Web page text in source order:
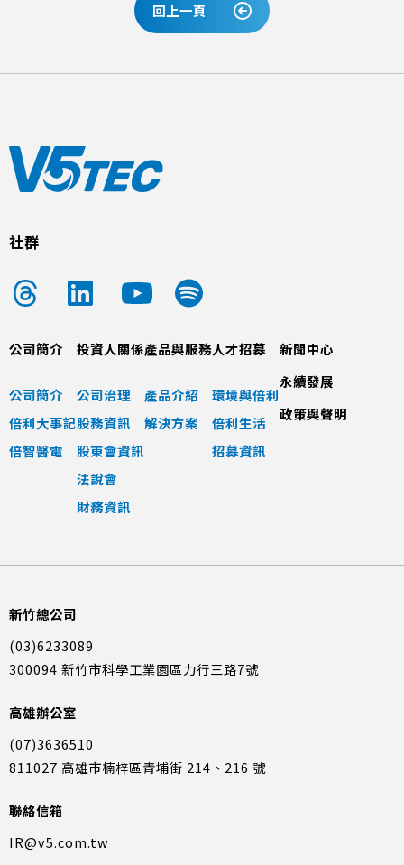
回上一頁
社群
公司簡介
公司簡介
倍利大事記
倍智醫電
投資人關係
公司治理
股務資訊
股東會資訊
法說會
財務資訊
產品與服務
產品介紹
解決方案
人才招募
環境與倍利
倍利生活
招募資訊
新聞中心
永續發展
政策與聲明
新竹總公司
(03)6233089
300094 新竹市科學工業園區力行三路7號
高雄辦公室
(07)3636510
811027 高雄市楠梓區青埔街 214、216 號
聯絡信箱
IR@v5.com.tw